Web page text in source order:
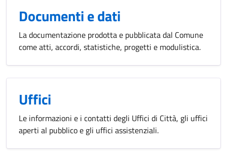
Documenti e dati
La documentazione prodotta e pubblicata dal Comune
come atti, accordi, statistiche, progetti e modulistica.
Uffici
Le informazioni e i contatti degli Uffici di Città, gli uffici
aperti al pubblico e gli uffici assistenziali.